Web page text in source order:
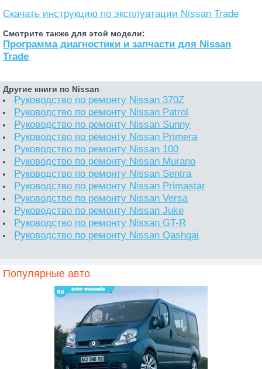
Скачать инструкцию по эксплуатации Nissan Trade
Смотрите также для этой модели:
Программа диагностики и запчасти для Nissan
Trade
Другие книги по Nissan
Руководство по ремонту Nissan 370Z
Руководство по ремонту Nissan Patrol
Руководство по ремонту Nissan Sunny
Руководство по ремонту Nissan Primera
Руководство по ремонту Nissan 100
Руководство по ремонту Nissan Murano
Руководство по ремонту Nissan Sentra
Руководство по ремонту Nissan Primastar
Руководство по ремонту Nissan Versa
Руководство по ремонту Nissan Juke
Руководство по ремонту Nissan GT-R
Руководство по ремонту Nissan Qashqai
Популярные авто